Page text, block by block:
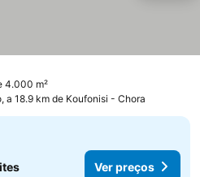
4.000 m²
a 18.9 km de Koufonisi - Chora
Ver preços